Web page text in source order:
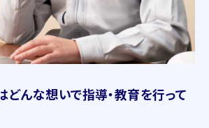
どんな想いで指導・教育を行って